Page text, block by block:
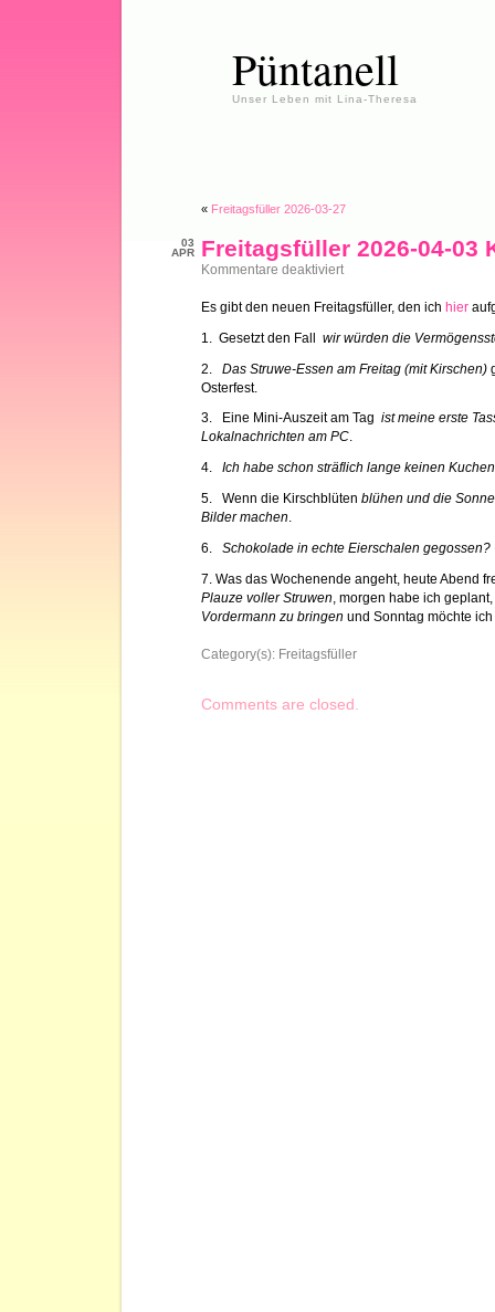
Püntanell
Unser Leben mit Lina-Theresa
« Freitagsfüller 2026-03-27
03
APR
Freitagsfüller 2026-04-03
Kommentare deaktiviertfür
04-
Karfreitagsedition
Es gibt den neuen Freitagsfüller, den ich hier
1. Gesetzt den Fall wir würden die
2. Das Struwe-Essen am Freitag (mit Kirschen)
Osterfest.
3. Eine Mini-Auszeit am Tag ist meine erste
Lokalnachrichten am PC.
4. Ich habe schon sträflich lange keinen
5. Wenn die Kirschblüten blühen und die
Bilder machen.
6. Schokolade in echte Eierschalen gegossen?
7. Was das Wochenende angeht, heute Abend
Plauze voller Struwen , morgen habe ich geplant,
Vordermann zu bringen und Sonntag möchte ich
Category(s): Freitagsfüller
Comments are closed.